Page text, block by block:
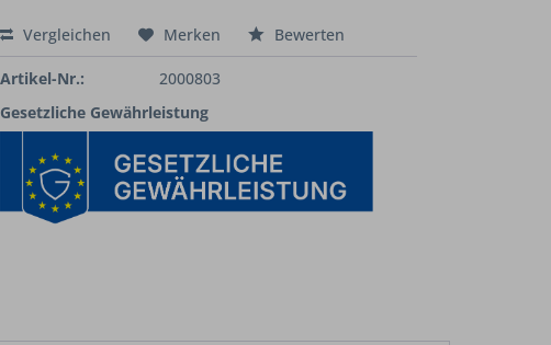
Vergleichen Merken Bewerten
Artikel-Nr.:
2000803
Gesetzliche Gewährleistung